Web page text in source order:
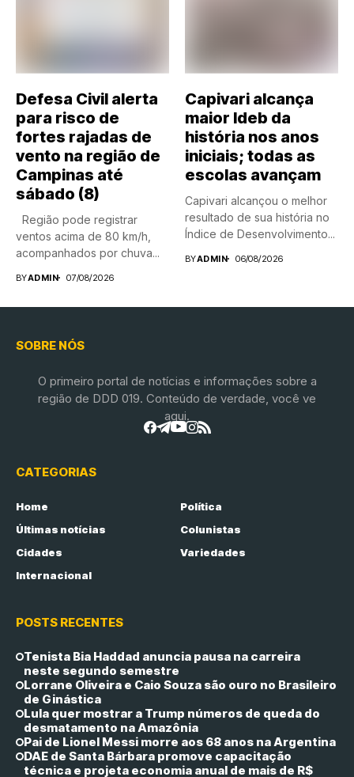
Defesa Civil alerta
para risco de
fortes rajadas de
vento na região de
Campinas até
sábado (8)
Região pode registrar
ventos acima de 80 km/h,
acompanhados por chuva...
BYADMIN 07/08/2026
Capivari alcança
maior Ideb da
história nos anos
iniciais; todas as
escolas avançam
Capivari alcançou o melhor
resultado de sua história no
Índice de Desenvolvimento...
BYADMIN 06/08/2026
SOBRE NÓS
O primeiro portal de notícias e informações sobre a
região de DDD 019. Conteúdo de verdade, você ve
aqui.
CATEGORIAS
Home
Política
Últimas notícias
Colunistas
Cidades
Variedades
Internacional
POSTS RECENTES
Tenista Bia Haddad anuncia pausa na carreira
neste segundo semestre
Lorrane Oliveira e Caio Souza são ouro no Brasileiro
de Ginástica
Lula quer mostrar a Trump números de queda do
desmatamento na Amazônia
Pai de Lionel Messi morre aos 68 anos na Argentina
DAE de Santa Bárbara promove capacitação
técnica e projeta economia anual de mais de R$